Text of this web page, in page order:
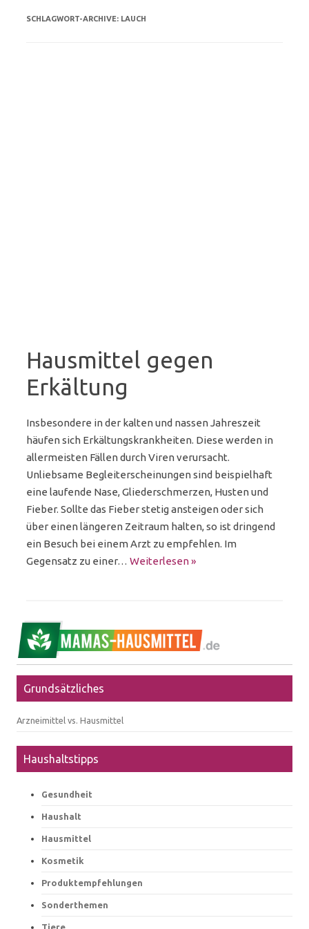
SCHLAGWORT-ARCHIVE: LAUCH
Hausmittel gegen
Erkältung
Insbesondere in der kalten und nassen Jahreszeit
häufen sich Erkältungskrankheiten. Diese werden in
allermeisten Fällen durch Viren verursacht.
Unliebsame Begleiterscheinungen sind beispielhaft
eine laufende Nase, Gliederschmerzen, Husten und
Fieber. Sollte das Fieber stetig ansteigen oder sich
über einen längeren Zeitraum halten, so ist dringend
ein Besuch bei einem Arzt zu empfehlen. Im
Gegensatz zu einer… Weiterlesen »
Grundsätzliches
Arzneimittel vs. Hausmittel
Haushaltstipps
Gesundheit
Haushalt
Hausmittel
Kosmetik
Produktempfehlungen
Sonderthemen
Tiere